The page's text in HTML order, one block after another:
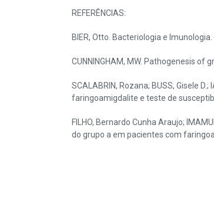
REFERÊNCIAS:
BIER, Otto. Bacteriologia e
CUNNINGHAM, MW. Pathogenesis of
SCALABRIN, Rozana; BUSS, Gisele
faringoamigdalite e teste de
FILHO, Bernardo Cunha Araujo;
do grupo a em pacientes com